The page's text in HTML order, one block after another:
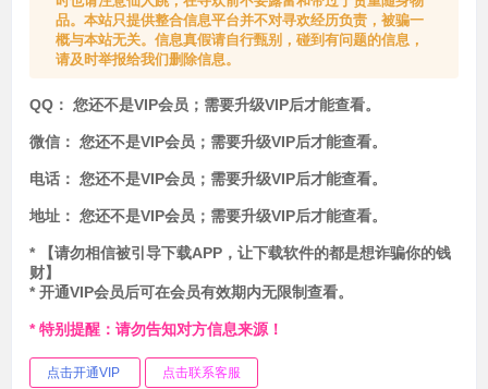
品。本站只提供整合信息平台并不对寻欢经历负责，被骗一
概与本站无关。信息真假请自行甄别，碰到有问题的信息，
请及时举报给我们删除信息。
QQ： 您还不是VIP会员；需要升级VIP后才能查看。
微信： 您还不是VIP会员；需要升级VIP后才能查看。
电话： 您还不是VIP会员；需要升级VIP后才能查看。
地址： 您还不是VIP会员；需要升级VIP后才能查看。
* 【请勿相信被引导下载APP，让下载软件的都是想诈骗你的钱
财】
* 开通VIP会员后可在会员有效期内无限制查看。
* 特别提醒：请勿告知对方信息来源！
点击开通VIP 点击联系客服